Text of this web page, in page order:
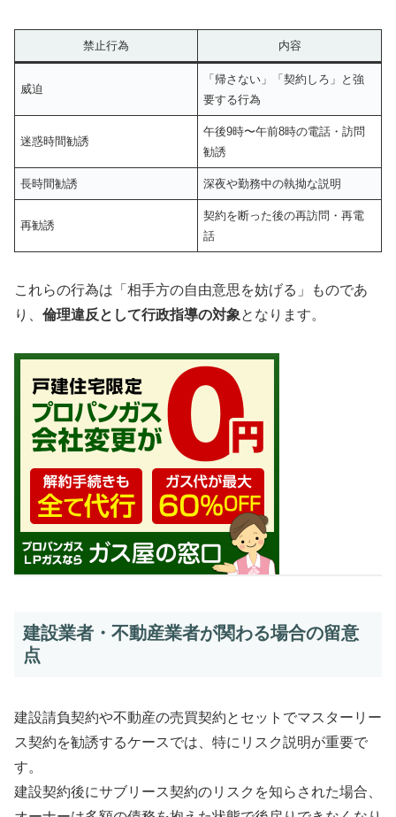
禁止行為 内容
威迫
「帰さない」「契約しろ」と強
要する行為
迷惑時間勧誘
午後9時〜午前8時の電話・訪問
勧誘
長時間勧誘 深夜や勤務中の執拗な説明
再勧誘
契約を断った後の再訪問・再電
話
これらの行為は「相手方の自由意思を妨げる」ものであ
り、 倫理違反として行政指導の対象となります。
建設業者・不動産業者が関わる場合の留意
点
建設請負契約や不動産の売買契約とセットでマスターリー
ス契約を勧誘するケースでは、特にリスク説明が重要で
す。
建設契約後にサブリース契約のリスクを知らされた場合、